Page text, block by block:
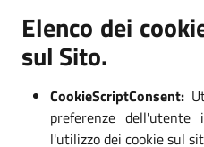
Elenco dei
sul Sito.
CookieScriptConsent:
preferenze
l'utilizzo dei cookie sul